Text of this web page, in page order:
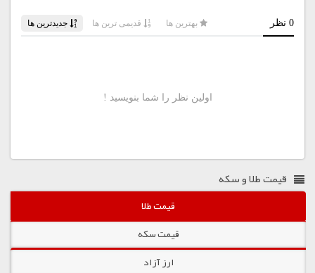
قیمت طلا و سکه
قیمت طلا
قیمت سکه
ارز آزاد